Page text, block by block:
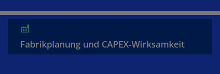
Fabrikplanung und CAPEX‑Wirksamkeit